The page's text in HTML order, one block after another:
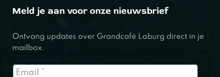
Meld je aan voor onze nieuwsbrief
Ontvang updates over Grandcafé Loburg direct in je
mailbox.